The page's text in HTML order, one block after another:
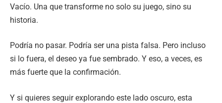
Vacío. Una que transforme no solo su juego, sino su
historia.
Podría no pasar. Podría ser una pista falsa. Pero incluso
si lo fuera, el deseo ya fue sembrado. Y eso, a veces, es
más fuerte que la confirmación.
Y si quieres seguir explorando este lado oscuro, esta